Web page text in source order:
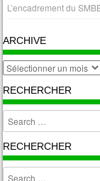
L’encadrement du
ARCHIVE
archive
RECHERCHER
Search
RECHERCHER
Search